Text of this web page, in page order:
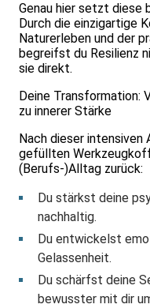
Genau hier setzt diese
Durch die einzigartige
Naturerleben und der
begreifst du Resilienz
sie direkt.
Deine Transformation:
zu innerer Stärke
Nach dieser intensiven
gefüllten
(Berufs-)Alltag zurück:
Du stärkst deine
nachhaltig.
Du entwickelst
Gelassenheit.
Du schärfst deine
bewusster mit dir